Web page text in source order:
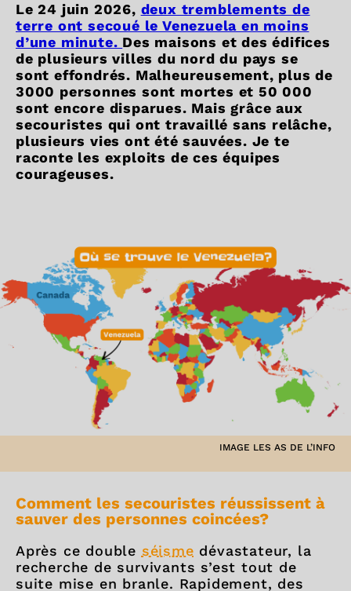
Le 24 juin 2026, deux tremblements de
terre ont secoué le Venezuela en moins
d’une minute. Des maisons et des édifices
de plusieurs villes du nord du pays se
sont effondrés. Malheureusement, plus de
3000 personnes sont mortes et 50 000
sont encore disparues. Mais grâce aux
secouristes qui ont travaillé sans relâche,
plusieurs vies ont été sauvées. Je te
raconte les exploits de ces équipes
courageuses.
IMAGE LES AS DE L’INFO
Comment les secouristes réussissent à
sauver des personnes coincées?
Après ce double séisme dévastateur, la
recherche de survivants s’est tout de
suite mise en branle. Rapidement, des